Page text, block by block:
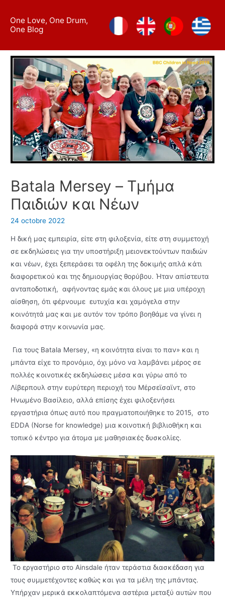
contenu
One Love, One Drum,
One Blog
Batala Mersey – Τμήμα
Παιδιών και Νέων
24 octobre 2022
Η δική μας εμπειρία, είτε στη φιλοξενία, είτε στη συμμετοχή
σε εκδηλώσεις για την υποστήριξη μειονεκτούντων παιδιών
και νέων, έχει ξεπεράσει τα οφέλη της δοκιμής απλά κάτι
διαφορετικού και της δημιουργίας θορύβου. Ήταν απίστευτα
ανταποδοτική, αφήνοντας εμάς και όλους με μια υπέροχη
αίσθηση, ότι φέρνουμε ευτυχία και χαμόγελα στην
κοινότητά μας και με αυτόν τον τρόπο βοηθάμε να γίνει η
διαφορά στην κοινωνία μας.
Για τους Batala Mersey, «η κοινότητα είναι το παν» και η
μπάντα είχε το προνόμιο, όχι μόνο να λαμβάνει μέρος σε
πολλές κοινοτικές εκδηλώσεις μέσα και γύρω από το
Λίβερπουλ στην ευρύτερη περιοχή του Μέρσεϊσαϊντ, στο
Ηνωμένο Βασίλειο, αλλά επίσης έχει φιλοξενήσει
εργαστήρια όπως αυτό που πραγματοποιήθηκε το 2015, στο
EDDA (Norse for knowledge) μια κοινοτική βιβλιοθήκη και
τοπικό κέντρο για άτομα με μαθησιακές δυσκολίες.
Το εργαστήριο στο Ainsdale ήταν τεράστια διασκέδαση για
τους συμμετέχοντες καθώς και για τα μέλη της μπάντας.
Υπήρχαν μερικά εκκολαπτόμενα αστέρια μεταξύ αυτών που